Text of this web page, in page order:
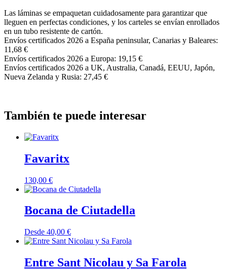
Las láminas se empaquetan cuidadosamente para garantizar que
lleguen en perfectas condiciones, y los carteles se envían enrollados
en un tubo resistente de cartón.
Envíos certificados 2026 a España peninsular, Canarias y Baleares:
11,68 €
Envíos certificados 2026 a Europa: 19,15 €
Envíos certificados 2026 a UK, Australia, Canadá, EEUU, Japón,
Nueva Zelanda y Rusia: 27,45 €
También te puede interesar
Favaritx
130,00 €
Bocana de Ciutadella
Desde 40,00 €
Entre Sant Nicolau y Sa Farola